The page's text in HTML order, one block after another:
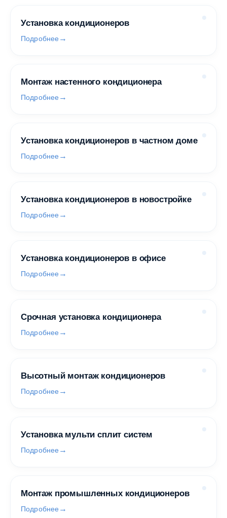
Установка кондиционеров
Подробнее
Монтаж настенного кондиционера
Подробнее
Установка кондиционеров в частном доме
Подробнее
Установка кондиционеров в новостройке
Подробнее
Установка кондиционеров в офисе
Подробнее
Срочная установка кондиционера
Подробнее
Высотный монтаж кондиционеров
Подробнее
Установка мульти сплит систем
Подробнее
Монтаж промышленных кондиционеров
Подробнее